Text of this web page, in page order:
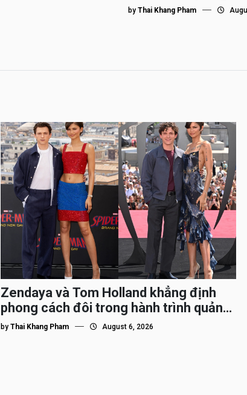
by Thai Khang Pham
Zendaya và Tom Holland khẳng định
phong cách đôi trong hành trình quảng
bá Spider-Man
by Thai Khang Pham August 6, 2026